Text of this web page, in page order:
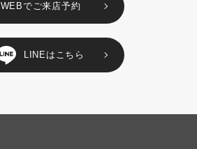
WEBでご来店予約
LINEはこちら